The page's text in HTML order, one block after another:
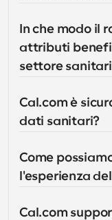
In che modo il
attributi
settore
Cal.com è
dati sanitari?
Come
l'esperienza
Cal.com